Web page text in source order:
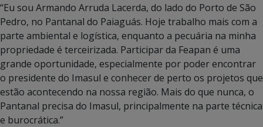
“Eu sou Armando Arruda Lacerda, do lado do Porto de São
Pedro, no Pantanal do Paiaguás. Hoje trabalho mais com a
parte ambiental e logística, enquanto a pecuária na minha
propriedade é terceirizada. Participar da Feapan é uma
grande oportunidade, especialmente por poder encontrar
o presidente do Imasul e conhecer de perto os projetos que
estão acontecendo na nossa região. Mais do que nunca, o
Pantanal precisa do Imasul, principalmente na parte técnica
e burocrática.”